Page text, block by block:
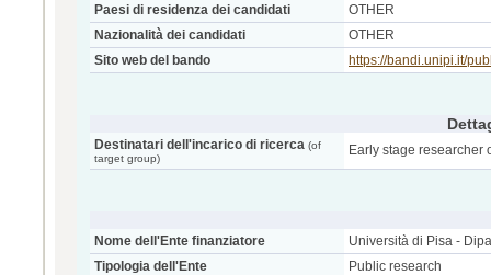
Paesi di residenza dei candidati
OTHER
Nazionalità dei candidati
OTHER
Sito web del bando
https://bandi.unipi.it/
Destinatari dell'incarico di ricerca (of
target group)
Early stage researcher
Nome dell'Ente finanziatore
Università di Pisa -
Tipologia dell'Ente
Public research